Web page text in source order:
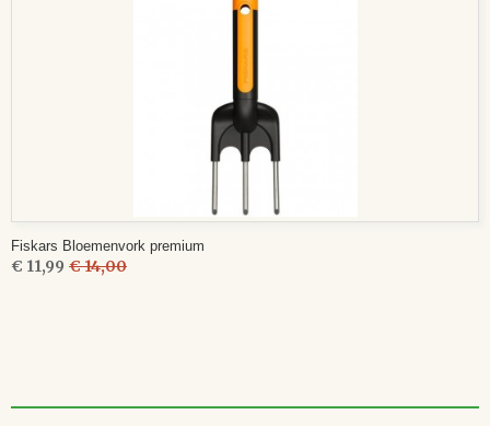
Fiskars Bloemenvork premium
€ 11,99 € 14,00